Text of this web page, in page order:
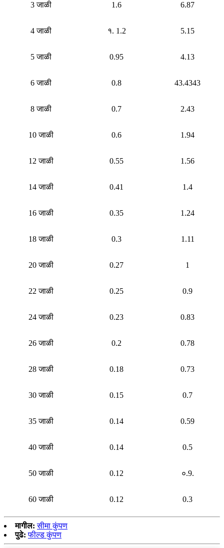
3 जाळी 1.6 6.87
4 जाळी १. 1.2 5.15
5 जाळी 0.95 4.13
6 जाळी 0.8 43.4343
8 जाळी 0.7 2.43
10 जाळी 0.6 1.94
12 जाळी 0.55 1.56
14 जाळी 0.41 1.4
16 जाळी 0.35 1.24
18 जाळी 0.3 1.11
20 जाळी 0.27 1
22 जाळी 0.25 0.9
24 जाळी 0.23 0.83
26 जाळी 0.2 0.78
28 जाळी 0.18 0.73
30 जाळी 0.15 0.7
35 जाळी 0.14 0.59
40 जाळी 0.14 0.5
50 जाळी 0.12 ०.9.
60 जाळी 0.12 0.3
मागील: सीमा कुंपण
पुढे: फील्ड कुंपण